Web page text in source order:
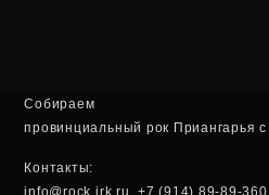
Собираем
провинциальный рок Приангарья
Контакты:
info@rock.irk.ru, +7 (914) 89-89-360